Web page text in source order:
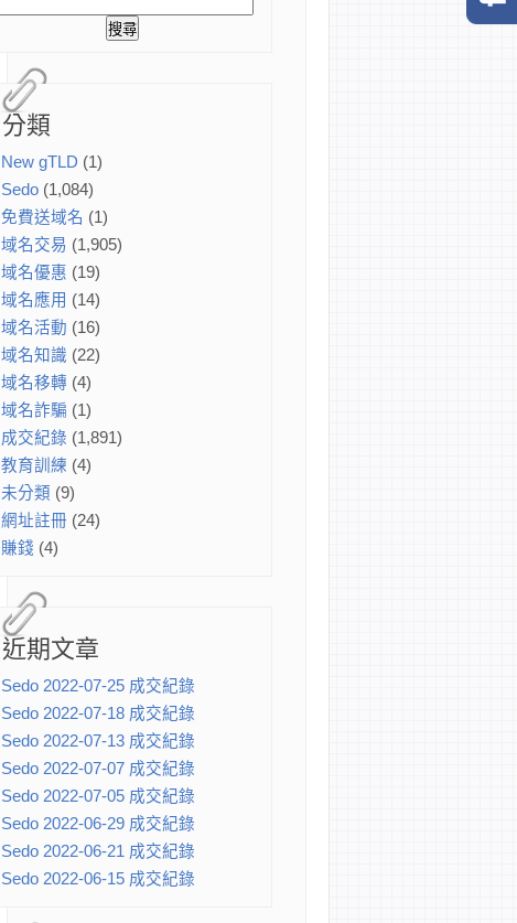
分類
New gTLD (1)
Sedo (1,084)
免費送域名 (1)
域名交易 (1,905)
域名優惠 (19)
域名應用 (14)
域名活動 (16)
域名知識 (22)
域名移轉 (4)
域名詐騙 (1)
成交紀錄 (1,891)
教育訓練 (4)
未分類 (9)
網址註冊 (24)
賺錢 (4)
近期文章
Sedo 2022-07-25 成交紀錄
Sedo 2022-07-18 成交紀錄
Sedo 2022-07-13 成交紀錄
Sedo 2022-07-07 成交紀錄
Sedo 2022-07-05 成交紀錄
Sedo 2022-06-29 成交紀錄
Sedo 2022-06-21 成交紀錄
Sedo 2022-06-15 成交紀錄